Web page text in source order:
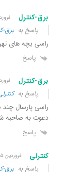
برق-کنترل فروردین ۱۵,
پاسخ بهبرق-
راسی بچه های
پاسخ
برق-کنترل فروردین ۱۵,
پاسخ به
راسی پارسال
دعوت به صاحبه
پاسخ
کنترلی فروردین ۱۵, ۱۳۹۴ ۳:۵۵ ب٫ظ
پاسخ بهبرق-